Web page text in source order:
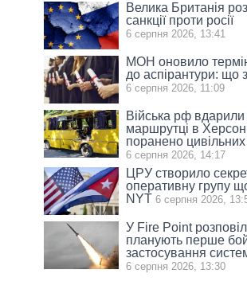
Велика Британія
санкції проти росії
6 серпня 2026, 13:41
МОН оновило
до аспірантури: що
6 серпня 2026, 11:09
Війська рф
маршрутці в
поранено цивільних
6 серпня 2026, 14:17
ЦРУ створило
оперативну групу
NYT 6 серпня 2026,
У Fire Point
планують перше
застосування
6 серпня 2026, 13:30